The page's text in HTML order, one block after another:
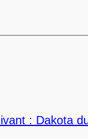
: Dakota